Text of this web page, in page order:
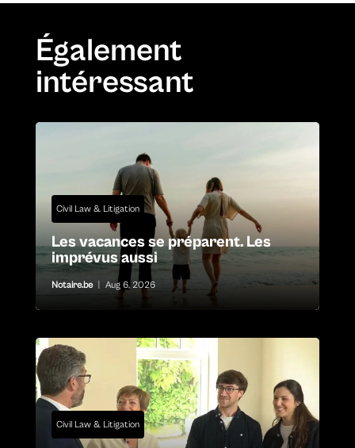
Également
intéressant
Civil Law & Litigation
Les vacances se préparent. Les
imprévus aussi
Notaire.be Aug 6, 2026
Civil Law & Litigation